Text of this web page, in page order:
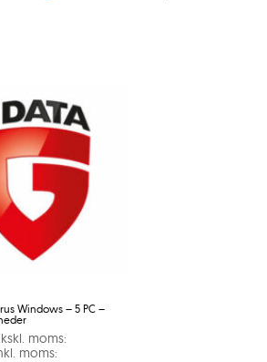
Windows – 5 PC –
moms:
moms: